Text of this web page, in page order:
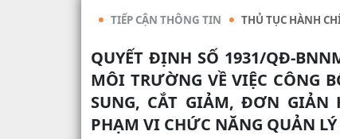
TIẾP CẬN THÔNG TIN THỦ TỤC HÀNH
QUYẾT ĐỊNH SỐ 1931/QĐ-BNNMT NGÀY 26/5/2026 CỦA BỘ NÔNG NGHIỆP VÀ
MÔI TRƯỜNG VỀ VIỆC CÔNG
SUNG, CẮT GIẢM, ĐƠN
PHẠM VI CHỨC NĂNG QUẢN